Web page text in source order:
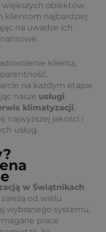
obiektów.
klientom najbardziej
na uwadze ich
klienta,
na każdym etapie
nasze usługi
klimatyzacji,
najwyższej jakości i
usług.
w Świątnikach
od wielu
wybranego systemu,
prace